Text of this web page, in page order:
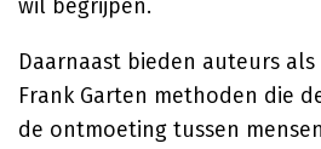
wil begrijpen.
Daarnaast bieden auteurs
Frank Garten methoden die
de ontmoeting tussen